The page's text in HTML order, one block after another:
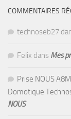
COMMENTAIRES
technoseb27
Felix dans Mes
Prise NOUS
Domotique
NOUS